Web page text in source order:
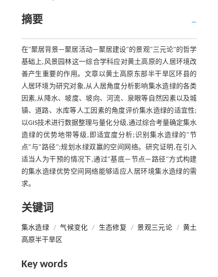
摘要
在"聚居背景—聚居活动—聚居建设"的景观"三元论"的哲学
基础上,风景园林这一综合学科应对黄土高原的人居环境改
善产生重要的作用。文章以黄土高原东部半干旱区环县的
人居环境为研究对象,从人居角度分析影响集水造绿的各类
因素,从降水、坡度、坡向、河流、泉眼等自然因素以及城
镇、道路、水库等人工因素的角度评价集水造绿的适宜性;
以GIS技术进行数据整理与量化分级,通过综合考量确定集水
造绿的优势地带等级,即适宜度分析;识别集水造绿的"节
点"与"路径";规划水绿双赢的空间网络。研究证明,在引入
适当人为干预的情况下,通过"基底—节点—路径"方式构建
的集水造绿优势空间网络能够适应人居环境集水造绿的需
求。
关键词
集水造绿 / 气候变化 / 生态修复 / 景观三元论 / 黄土
高原半干旱区
Key words